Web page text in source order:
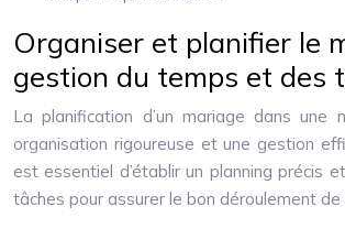
Organiser et planifier le
gestion du temps et des
La planification d’un mariage dans une
organisation rigoureuse et une gestion
est essentiel d’établir un planning précis
tâches pour assurer le bon déroulement